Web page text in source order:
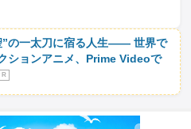
”の一太刀に宿る人生―― 世界で
ションアニメ、Prime Videoで
R